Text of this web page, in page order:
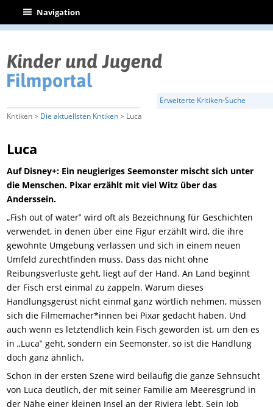
| Navigation
Erweiterte Kritiken-Suche
Kritiken > Die aktuellsten Kritiken> Luca
Luca
Auf Disney+: Ein neugieriges Seemonster mischt sich unter
die Menschen. Pixar erzählt mit viel Witz über das
Anderssein.
„Fish out of water‟ wird oft als Bezeichnung für Geschichten
verwendet, in denen über eine Figur erzählt wird, die ihre
gewohnte Umgebungverlassen und sich in einem neuen
Umfeld zurechtfinden muss. Dass das nicht ohne
Reibungsverluste geht, liegt auf der Hand. An Land beginnt
der Fisch erst einmal zu zappeln. Warum dieses
Handlungsgerüst nicht einmal ganz wörtlich nehmen, müssen
sich die Filmemacher*innen bei Pixar gedacht haben. Und
auch wenn es letztendlich kein Fisch geworden ist, um den es
in „Luca‟ geht, sondern ein Seemonster, so ist die Handlung
doch ganz ähnlich.
Schon in der ersten Szene wird beiläufig die ganze Sehnsucht
von Luca deutlich, der mit seiner Familie am Meeresgrund in
der Nähe einer kleinen Insel an der Riviera lebt. Sein Job